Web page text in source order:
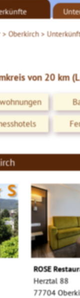
> Oberkirch >
von 20 km
S
ROSE
Herztal 88
77704